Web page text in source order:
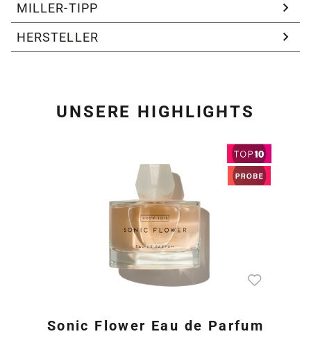
MILLER-TIPP
HERSTELLER
UNSERE HIGHLIGHTS
Sonic Flower Eau de Parfum